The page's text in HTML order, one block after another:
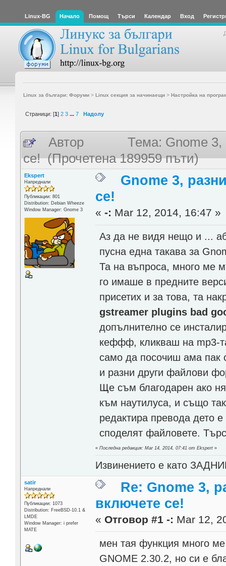
Linux-BG Начало Помощ Търси Календар Вход
Linux за българи: Форуми> Linux секция за начинаещи> Настройка на
Страници: [1] 2 3 ... 7 Надолу
Автор
Тема: Gnome 3,
се! (Прочетена 189959 пъти)
Ekspert
Напреднали
Публикации: 801
Distribution: Debian Wheeze
Window Manager: Gnome 3
Gnome 3,
се!
«-: Mar 12, 2014, 16:47 »
Аз да не видя нещо и ...
пусна една такава за
Та на въпроса, много ме
го имаше в предните
присетих и за това, та
gstreamer plugins bad
допълнително се
кеффф, кликваш на mp3-
само да посочиш ама пак
и разни други файлови
Ще съм благодарен ако
към наутилуса, и също
редактира превода дето
споделят файловете.
«Последна редакция: Mar 14, 2014, 07:41 от Ekspert »
Извинението е като
satir
Напреднали
Публикации: 1073
Distribution: FreeBSD-10.1 &
LMDE
Window Manager: i prefer
MATE
Re: Gnome 3,
включете се!
« Отговор #1 -: Mar 12,
мен тая функция много
GNOME 2.30.2, но си е